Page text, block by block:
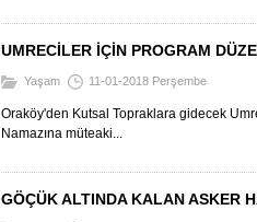
UMRECİLER İÇİN PROGRAM
Yaşam 11-01-2018 Perşembe
Oraköy'den Kutsal Topraklara gidecek
Namazına müteaki...
GÖÇÜK ALTINDA KALAN ASKER